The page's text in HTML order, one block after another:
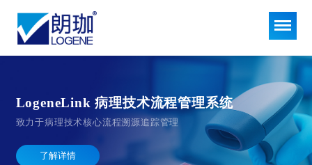
LogeneLink 病理技术流程管理系统
致力于病理技术核心流程溯源追踪管理
了解详情